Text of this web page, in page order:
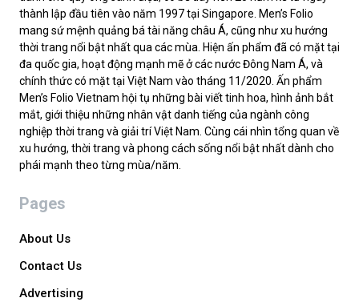
thành lập đầu tiên vào năm 1997 tại Singapore. Men’s Folio
mang sứ mệnh quảng bá tài năng châu Á, cũng như xu hướng
thời trang nổi bật nhất qua các mùa. Hiện ấn phẩm đã có mặt tại
đa quốc gia, hoạt động mạnh mẽ ở các nước Đông Nam Á, và
chính thức có mặt tại Việt Nam vào tháng 11/2020. Ấn phẩm
Men’s Folio Vietnam hội tụ những bài viết tinh hoa, hình ảnh bắt
mắt, giới thiệu những nhân vật danh tiếng của ngành công
nghiệp thời trang và giải trí Việt Nam. Cùng cái nhìn tổng quan về
xu hướng, thời trang và phong cách sống nổi bật nhất dành cho
phái mạnh theo từng mùa/năm.
Pages
About Us
Contact Us
Advertising